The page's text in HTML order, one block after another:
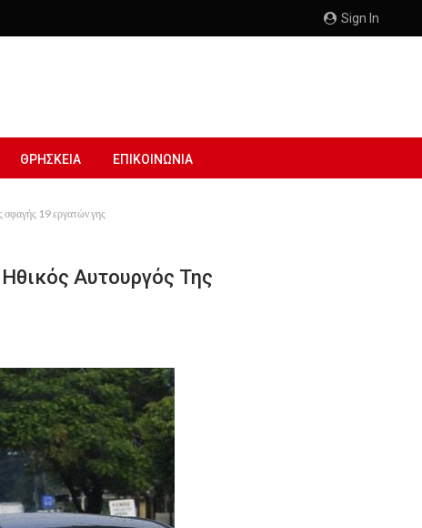
Sign In
ΘΡΗΣΚΕΙΑ ΕΠΙΚΟΙΝΩΝΙΑ
σφαγής 19 εργατών γης
Αυτουργός Της